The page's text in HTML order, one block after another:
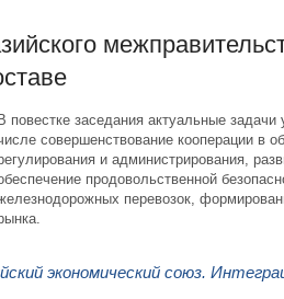
В повестке заседания актуальные задачи
совершенствование кооперации в
и администрирования,
продовольственной
перевозок,
экономический союз.